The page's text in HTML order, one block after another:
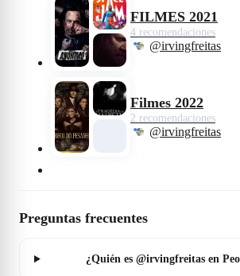
FILMES 2021
4 recomendaciones
@irvingfreitas
Filmes 2022
2 recomendaciones
@irvingfreitas
Preguntas frecuentes
¿Quién es @irvingfreitas en